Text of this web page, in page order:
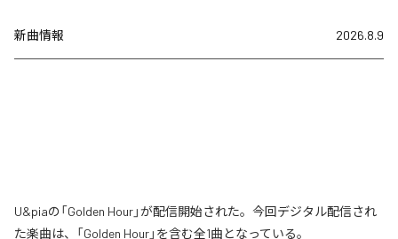
新曲情報 2026.8.9
U&piaの「Golden Hour」が配信開始された。今回デジタル配信され
た楽曲は、「Golden Hour」を含む全1曲となっている。